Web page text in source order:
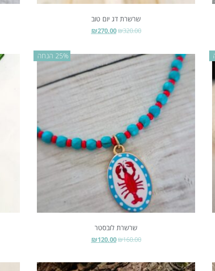
שרשרת דג יום טוב
₪320.00
₪270.00
25% הנחה
שרשרת לובסטר
₪160.00
₪120.00